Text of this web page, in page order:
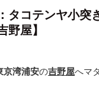
タコテンヤ小突
野屋】
京湾浦安の吉野屋へマ